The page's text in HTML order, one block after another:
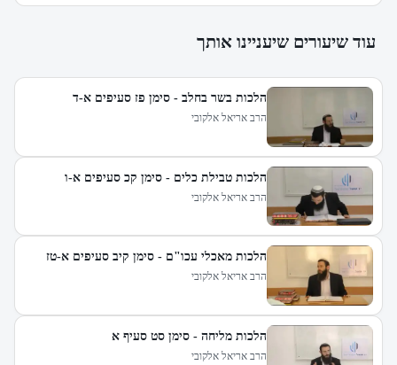
עוד שיעורים שיעניינו אותך
הלכות בשר בחלב - סימן פז סעיפים א-ד
הרב אריאל אלקובי
הלכות טבילת כלים - סימן קכ סעיפים א-ו
הרב אריאל אלקובי
הלכות מאכלי עכו"ם - סימן קיב סעיפים א-טז
הרב אריאל אלקובי
הלכות מליחה - סימן סט סעיף א
הרב אריאל אלקובי